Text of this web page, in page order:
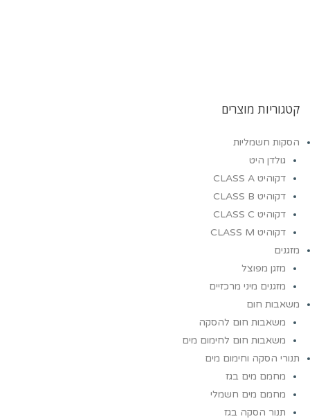
קטגוריות מוצרים
הסקות חשמליות
גולדן היט
דקוהיט CLASS A
דקוהיט CLASS B
דקוהיט CLASS C
דקוהיט CLASS M
מזגנים
מזגן מפוצל
מזגנים מיני מרכזיים
משאבות חום
משאבות חום להסקה
משאבות חום לחימום מים
תנורי הסקה וחימום מים
מחמם מים בגז
מחמם מים חשמלי
תנור הסקה בגז